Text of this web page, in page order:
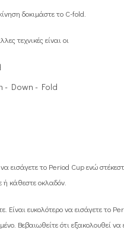
δοκιμάστε το C-fold.
τεχνικές είναι οι
- Down - Fold
εισάγετε το Period Cup ενώ
ή κάθεστε οκλαδόν.
Είναι ευκολότερο να εισάγετε το
Βεβαιωθείτε ότι εξακολουθεί